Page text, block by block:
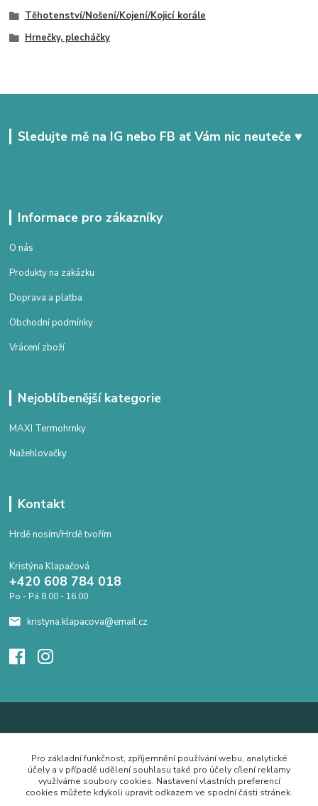
Těhotenství/Nošení/Kojení/Kojicí korále
Hrnečky, plecháčky
Sledujte mě na IG nebo FB ať Vám nic neuteče ♥
Informace pro zákazníky
O nás
Produkty na zakázku
Doprava a platba
Obchodní podmínky
Vrácení zboží
Nejoblíbenější kategorie
MAXI Termohrnky
Nažehlovačky
Kontakt
Hrdě nosím/Hrdě tvořím
Kristýna Klapačová
+420 608 784 018
Po - Pá 8.00 - 16.00
kristyna.klapacova@email.cz
Pro základní funkčnost, zpříjemnění používání webu, analytické
účely a v případě udělení souhlasu také pro účely cílení reklamy
využíváme soubory cookies. Nastavení vlastních preferencí
cookies můžete kdykoli upravit odkazem ve spodní části stránek.